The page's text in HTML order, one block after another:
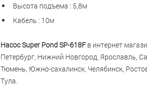
Высота подъема : 5,8м
Кабель : 10м
Насос Super Pond SP-618Fв интернет
Петербург, Нижний Новгород, Ярославль,
Тюмень, Южно-сахалинск, Челябинск,
Тула.